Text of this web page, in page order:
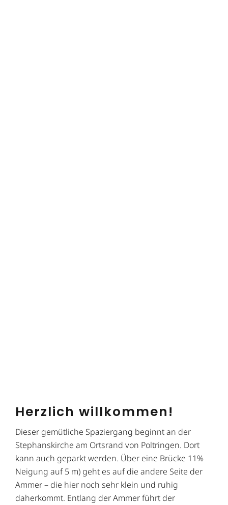
Herzlich willkommen!
Dieser gemütliche Spaziergang beginnt an der
Stephanskirche am Ortsrand von Poltringen. Dort
kann auch geparkt werden. Über eine Brücke 11%
Neigung auf 5 m) geht es auf die andere Seite der
Ammer – die hier noch sehr klein und ruhig
daherkommt. Entlang der Ammer führt der